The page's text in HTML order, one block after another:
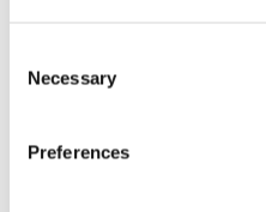
Selection
Necessary
Preferences
11 Giugno 2017